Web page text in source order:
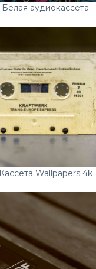
Белая аудиокассета
Кассета Wallpapers 4k